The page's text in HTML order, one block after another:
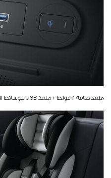
منفذ طاقة 12 فولط + منفذ USB للوسائط المتعددة